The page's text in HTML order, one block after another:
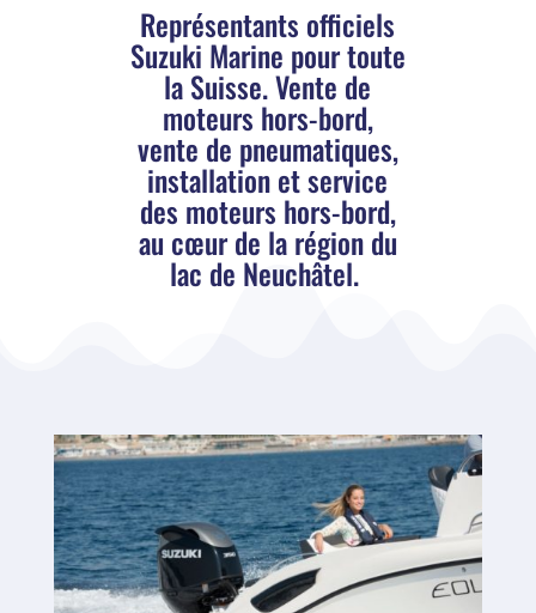
Représentants officiels
Suzuki Marine pour toute
la Suisse. Vente de
moteurs hors-bord,
vente de pneumatiques,
installation et service
des moteurs hors-bord,
au cœur de la région du
lac de Neuchâtel.